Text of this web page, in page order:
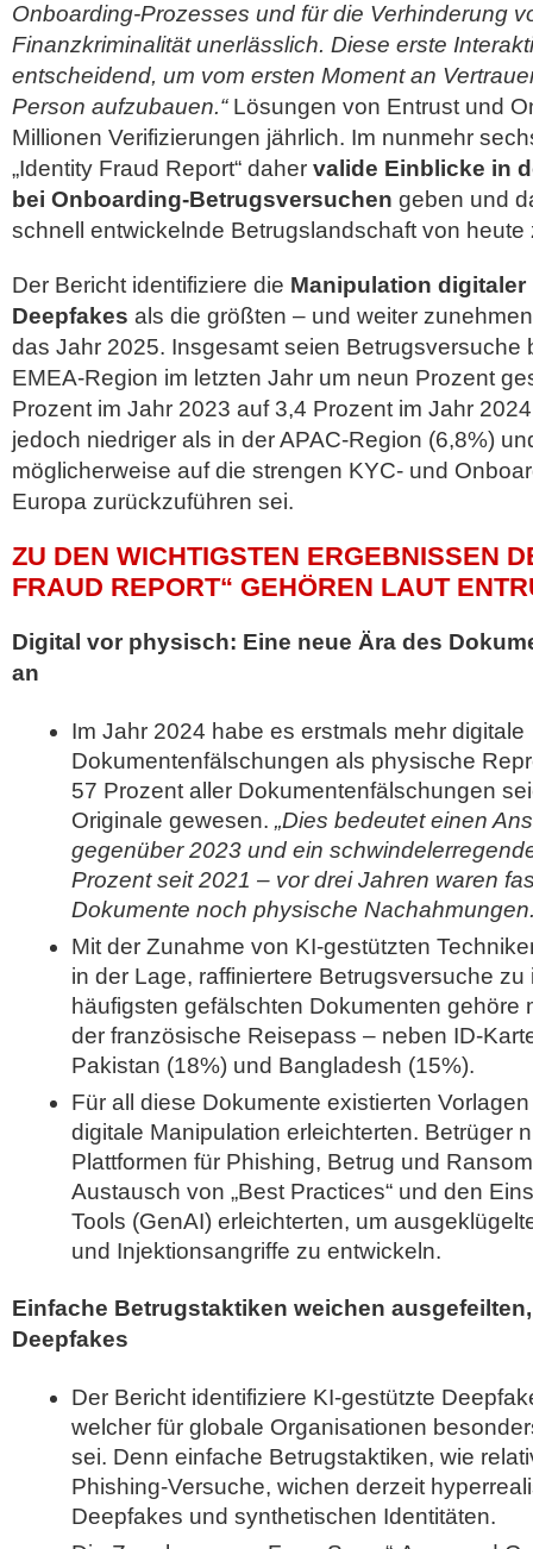
Onboarding-Prozesses und für die Verhinderung
Finanzkriminalität unerlässlich. Diese erste
entscheidend, um vom ersten Moment an
Person aufzubauen.“Lösungen von Entrust und
Millionen Verifizierungen jährlich. Im nunmehr
„Identity Fraud Report“ daher valide Einblicke in
bei Onboarding-Betrugsversuchen geben und
schnell entwickelnde Betrugslandschaft von heute
Der Bericht identifiziere die Manipulation
Deepfakes als die größten – und weiter
das Jahr 2025. Insgesamt seien Betrugsversuche
EMEA-Region im letzten Jahr um neun Prozent
Prozent im Jahr 2023 auf 3,4 Prozent im Jahr
jedoch niedriger als in der APAC-Region (6,8%)
möglicherweise auf die strengen KYC- und
Europa zurückzuführen sei.
ZU DEN WICHTIGSTEN ERGEBNISSEN
FRAUD REPORT“ GEHÖREN LAUT
Digital vor physisch: Eine neue Ära des
an
Im Jahr 2024 habe es erstmals mehr digitale
Dokumentenfälschungen als physische
57 Prozent aller Dokumentenfälschungen
Originale gewesen. „Dies bedeutet einen
gegenüber 2023 und ein
Prozent seit 2021 – vor drei Jahren waren
Dokumente noch physische
Mit der Zunahme von KI-gestützten
in der Lage, raffiniertere Betrugsversuche
häufigsten gefälschten Dokumenten gehöre
der französische Reisepass – neben ID-
Pakistan (18%) und Bangladesh (15%).
Für all diese Dokumente existierten
digitale Manipulation erleichterten. Betrüger
Plattformen für Phishing, Betrug und
Austausch von „Best Practices“ und den
Tools (GenAI) erleichterten, um
und Injektionsangriffe zu entwickeln.
Einfache Betrugstaktiken weichen
Deepfakes
Der Bericht identifiziere KI-gestützte
welcher für globale Organisationen
sei. Denn einfache Betrugstaktiken, wie
Phishing-Versuche, wichen derzeit
Deepfakes und synthetischen Identitäten.